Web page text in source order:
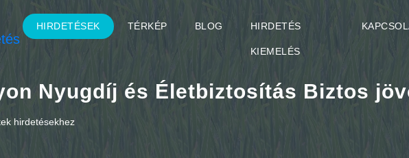
HIRDETÉSEK TÉRKÉP BLOG HIRDETÉS
KIEMELÉS
Nyugdíj és Életbiztosítás Biztos
hirdetésekhez